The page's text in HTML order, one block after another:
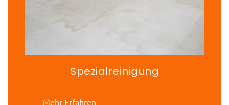
Spezialreinigung
Mehr Erfahren